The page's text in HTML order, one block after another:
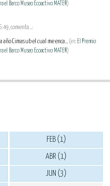
el Barco Museo Ecoactivo MATER)
comenta...:
año Cimasub el cual me enca... (en: El Premio
el Barco Museo Ecoactivo MATER)
FEB (1)
ABR (1)
JUN (3)